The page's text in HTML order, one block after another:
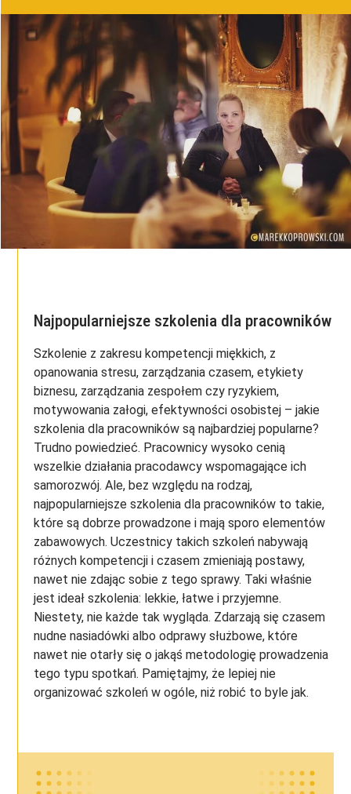
Najpopularniejsze szkolenia dla pracowników
Szkolenie z zakresu kompetencji miękkich, z
opanowania stresu, zarządzania czasem, etykiety
biznesu, zarządzania zespołem czy ryzykiem,
motywowania załogi, efektywności osobistej – jakie
szkolenia dla pracowników są najbardziej popularne?
Trudno powiedzieć. Pracownicy wysoko cenią
wszelkie działania pracodawcy wspomagające ich
samorozwój. Ale, bez względu na rodzaj,
najpopularniejsze szkolenia dla pracowników to takie,
które są dobrze prowadzone i mają sporo elementów
zabawowych. Uczestnicy takich szkoleń nabywają
różnych kompetencji i czasem zmieniają postawy,
nawet nie zdając sobie z tego sprawy. Taki właśnie
jest ideał szkolenia: lekkie, łatwe i przyjemne.
Niestety, nie każde tak wygląda. Zdarzają się czasem
nudne nasiadówki albo odprawy służbowe, które
nawet nie otarły się o jakąś metodologię prowadzenia
tego typu spotkań. Pamiętajmy, że lepiej nie
organizować szkoleń w ogóle, niż robić to byle jak.